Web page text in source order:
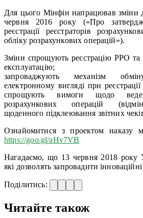
Для цього Мінфін напрацював
червня 2016 року («Про
реєстрації реєстраторів
обліку розрахункових операцій»).
Зміни спрощують реєстрацію РРО та
експлуатацію;
запроваджують механізм
електронному вигляді при
спрощують вимоги щодо
розрахункових операцій
щоденного підклеювання звітних
Ознайомитися з проектом наказу
https://goo.gl/aHv7VB
Нагадаємо, що 13 червня 2018 року
які дозволять запровадити
Поділитись:
Читайте також